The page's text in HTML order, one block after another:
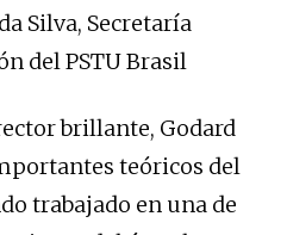
Silva, Secretaría
del PSTU Brasil
brillante, Godard
teóricos del
trabajado en una de